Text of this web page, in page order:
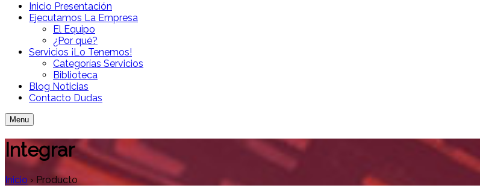
Inicio Presentación
Ejecutamos La Empresa
El Equipo
¿Por qué?
Servicios ¡Lo Tenemos!
Categorías Servicios
Biblioteca
Blog Noticias
Contacto Dudas
Menu
Integrar
Inicio › Producto